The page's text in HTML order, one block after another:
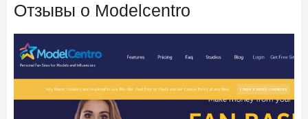
Отзывы о Modelcentro